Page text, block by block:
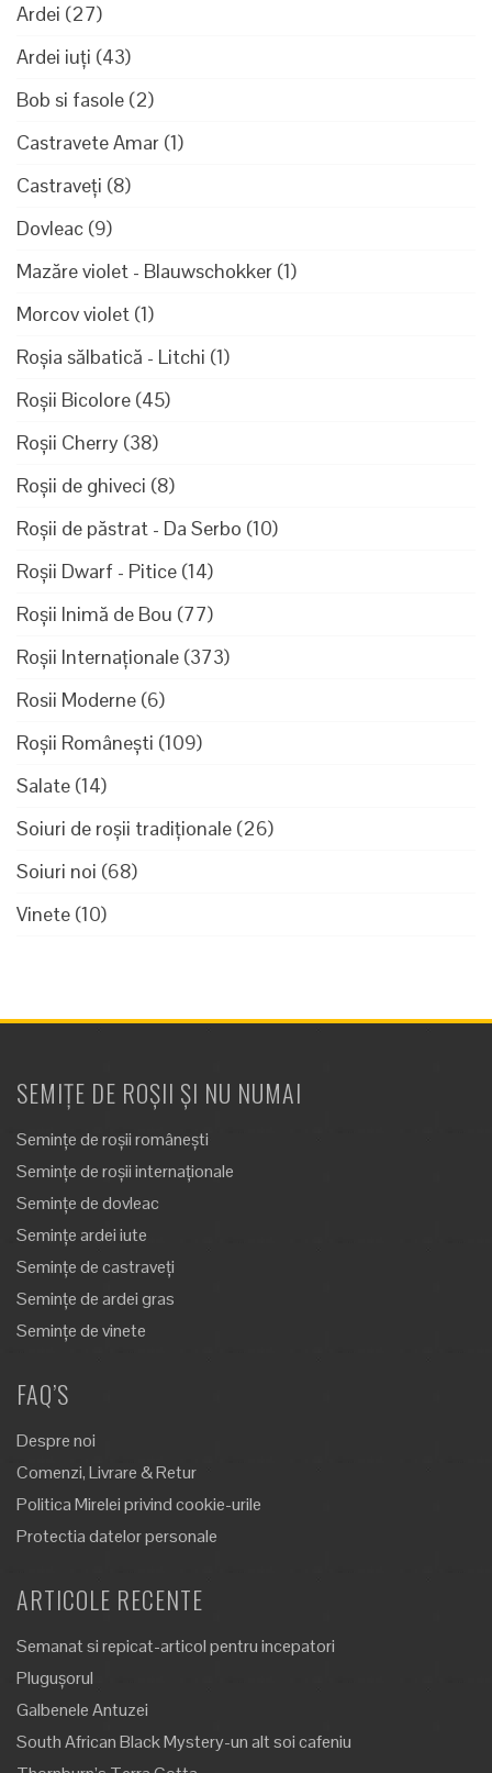
Ardei (27)
Ardei iuți (43)
Bob si fasole (2)
Castravete Amar (1)
Castraveți (8)
Dovleac (9)
Mazăre violet - Blauwschokker (1)
Morcov violet (1)
Roșia sălbatică - Litchi (1)
Roșii Bicolore (45)
Roșii Cherry (38)
Roșii de ghiveci (8)
Roșii de păstrat - Da Serbo (10)
Roșii Dwarf - Pitice (14)
Roșii Inimă de Bou (77)
Roșii Internaționale (373)
Rosii Moderne (6)
Roșii Românești (109)
Salate (14)
Soiuri de roșii tradiționale (26)
Soiuri noi (68)
Vinete (10)
SEMIȚE DE ROȘII ȘI NU NUMAI
Semințe de roșii românești
Semințe de roșii internaționale
Semințe de dovleac
Semințe ardei iute
Semințe de castraveți
Semințe de ardei gras
Semințe de vinete
FAQ’S
Despre noi
Comenzi, Livrare & Retur
Politica Mirelei privind cookie-urile
Protectia datelor personale
ARTICOLE RECENTE
Semanat si repicat-articol pentru incepatori
Plugușorul
Galbenele Antuzei
South African Black Mystery-un alt soi cafeniu